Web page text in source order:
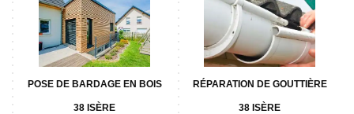
POSE DE BARDAGE EN BOIS
38 ISÈRE
RÉPARATION DE GOUTTIÈRE
38 ISÈRE